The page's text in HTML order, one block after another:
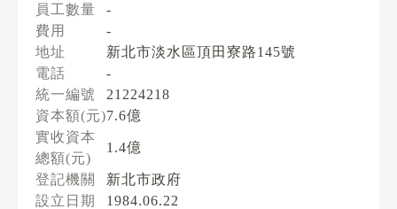
員工數量
-
費用
-
地址
新北市淡水區頂田寮路145號
電話
-
統一編號
21224218
資本額(元)7.6億
實收資本
總額(元)
1.4億
登記機關
新北市政府
設立日期
1984.06.22